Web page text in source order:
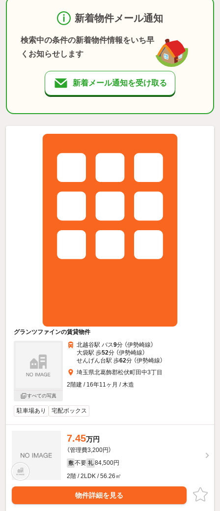
新着物件メール通知
検索中の条件の新着物件情報をいち早
くお知らせします
新着メール通知を受け取る
グランツファインの賃貸物件
すべての写真
北越谷駅 バス9分 （伊勢崎線）
大袋駅 歩52分 （伊勢崎線）
せんげん台駅 歩62分 （伊勢崎線）
埼玉県北葛飾郡松伏町田中3丁目
2階建 / 16年11ヶ月 / 木造
駐車場あり 宅配ボックス
7.45万円
（管理費3,200円）
敷 不要 礼 84,500円
2階 / 2LDK / 56.26㎡
物件詳細を見る